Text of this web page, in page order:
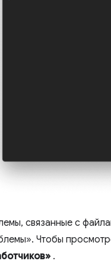
связанные с
Чтобы
.